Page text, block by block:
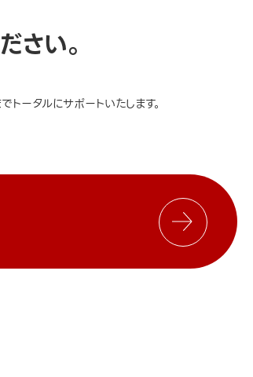
さい。
ータルにサポートいたします。